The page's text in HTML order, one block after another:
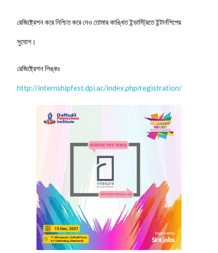
রেজিষ্ট্রেশন করে নিশ্চিত করে নেও তোমার কাঙ্খিত ইন্ডাস্ট্রিতে ইন্টার্নশিপের
সুযোগ।
রেজিষ্ট্রেশন লিঙ্কঃ
http://internshipfest.dpi.ac/index.php/registration/